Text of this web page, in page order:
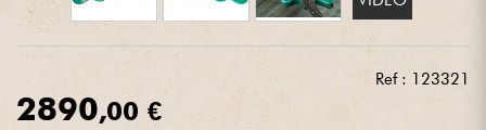
Sistemas de Sonido
Luces
Ref : 123321
2890,00 €